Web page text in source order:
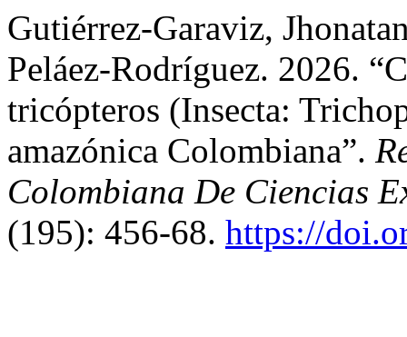
Gutiérrez-Garaviz,
Peláez-Rodríguez. 2026.
tricópteros (Insecta:
amazónica Colombiana”.
Colombiana De Ciencias
(195): 456-68. https://